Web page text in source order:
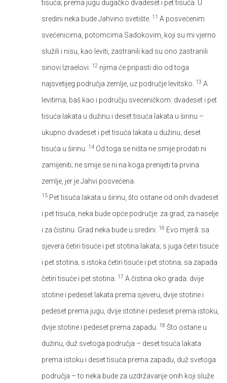
tisuća; prema jugu dugačko dvadeset i pet tisuća. U
sredini neka bude Jahvino svetište. 11 A posvećenim
svećenicima, potomcima Sadokovim, koji su mi vjerno
služili i nisu, kao leviti, zastranili kad su ono zastranili
sinovi Izraelovi: 12 njima će pripasti dio od toga
najsvetijeg područja zemlje, uz područje levitsko.
13 A
levitima, baš kao i području svećeničkom: dvadeset i pet
tisuća lakata u dužinu i deset tisuća lakata u širinu –
ukupno dvadeset i pet tisuća lakata u dužinu, deset
tisuća u širinu.
14 Od toga se ništa ne smije prodati ni
zamijeniti; ne smije se ni na koga prenijeti ta prvina
zemlje, jer je Jahvi posvećena.
15 Pet tisuća lakata u širinu, što ostane od onih dvadeset
i pet tisuća, neka bude opće područje: za grad, za naselje
i za čistinu. Grad neka bude u sredini.
16 Evo mjerâ: sa
sjevera četiri tisuće i pet stotina lakata; s juga četiri tisuće
i pet stotina; s istoka četiri tisuće i pet stotina; sa zapada
četiri tisuće i pet stotina.
17 A čistina oko grada: dvije
stotine i pedeset lakata prema sjeveru, dvije stotine i
pedeset prema jugu, dvije stotine i pedeset prema istoku,
dvije stotine i pedeset prema zapadu.
18 Što ostane u
dužinu, duž svetoga područja – deset tisuća lakata
prema istoku i deset tisuća prema zapadu, duž svetoga
područja – to neka bude za uzdržavanje onih koji služe